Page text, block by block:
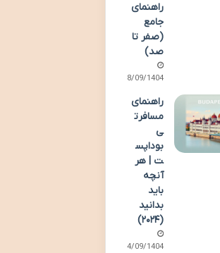
راهنمای
جامع
(صفر تا
صد)
28/09/1404
راهنمای
مسافرت
ی
بوداپس
ت | هر
آنچه
باید
بدانید
(۲۰۲۴)
14/09/1404